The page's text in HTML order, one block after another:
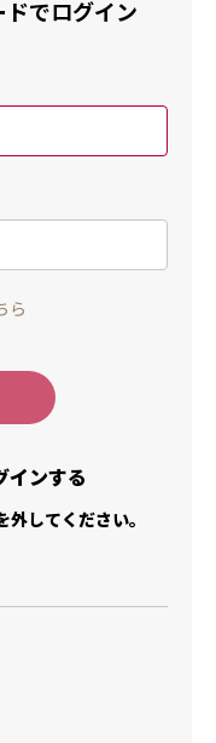
でログイン
ら
インする
してください。